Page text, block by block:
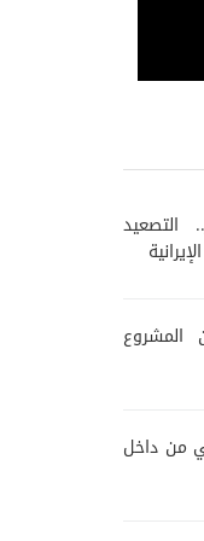
الحوثيون... ذراع إيران
البحر الأحمر
التصعيد
المشروع
من داخل